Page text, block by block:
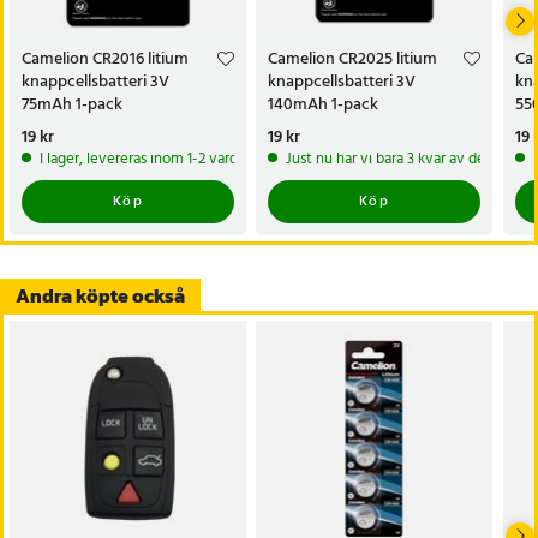
- Diameter: 23 mm
- Höjd: 2,0 mm
- Vikt: 3 g
- Hölje: Stål
- Driftstemperatur: -20 °C till +60 °C
- Lagringstemperatur: 18 °C till 28 °C
- Minsta hållbarhet: 10 år
- Antal: 1-pack
- Tillverkare: Camelion
Artikelnummer:123108
Camelion CR2016 litium
knappcellsbatteri 3V
75mAh 1-pack
Pris:
19 kr
I lager, levereras inom 1-2 vardagar
Köp
Camelion CR2025 litium
knappcellsbatteri 3V
140mAh 1-pack
Pris:
19 kr
Just nu har vi bara 3 kvar av denna
Köp
19
Andra köpte också